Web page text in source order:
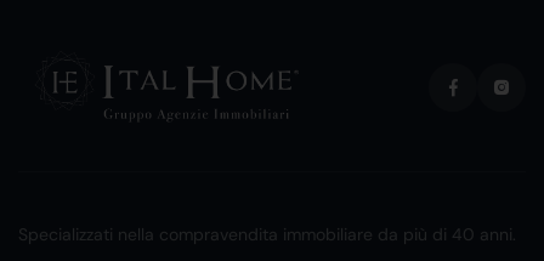
Specializzati nella compravendita immobiliare da più di 40 anni.